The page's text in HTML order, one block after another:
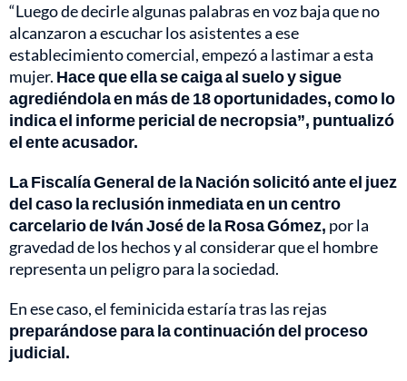
“Luego de decirle algunas palabras en voz baja que no
alcanzaron a escuchar los asistentes a ese
establecimiento comercial, empezó a lastimar a esta
mujer. Hace que ella se caiga al suelo y sigue
agrediéndola en más de 18 oportunidades, como lo
indica el informe pericial de necropsia”, puntualizó
el ente acusador.
La Fiscalía General de la Nación solicitó ante el juez
del caso la reclusión inmediata en un centro
carcelario de Iván José de la Rosa Gómez, por la
gravedad de los hechos y al considerar que el hombre
representa un peligro para la sociedad.
En ese caso, el feminicida estaría tras las rejas
preparándose para la continuación del proceso
judicial.